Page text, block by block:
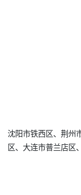
沈阳市铁西区、荆州
区、大连市普兰店区